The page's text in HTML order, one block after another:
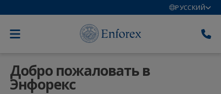
РУССКИЙ
Добро пожаловать в
Энфорекс